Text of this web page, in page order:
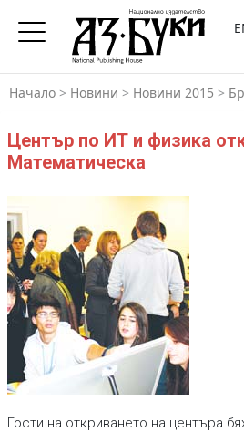
Начало > Новини > Новини 2015 >
Център по ИТ и физика
Математическа
Гости на откриването на центъра